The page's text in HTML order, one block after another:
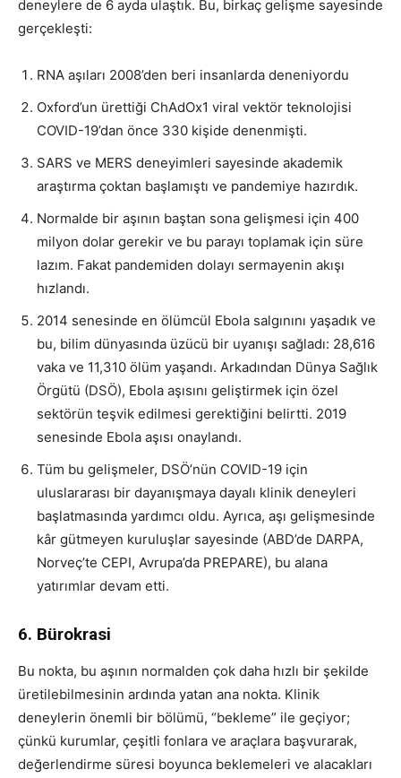
deneylere de 6 ayda ulaştık. Bu, birkaç gelişme sayesinde
gerçekleşti:
RNA aşıları 2008’den beri insanlarda deneniyordu
Oxford’un ürettiği ChAdOx1 viral vektör teknolojisi
COVID-19’dan önce 330 kişide denenmişti.
SARS ve MERS deneyimleri sayesinde akademik
araştırma çoktan başlamıştı ve pandemiye hazırdık.
Normalde bir aşının baştan sona gelişmesi için 400
milyon dolar gerekir ve bu parayı toplamak için süre
lazım. Fakat pandemiden dolayı sermayenin akışı
hızlandı.
2014 senesinde en ölümcül Ebola salgınını yaşadık ve
bu, bilim dünyasında üzücü bir uyanışı sağladı: 28,616
vaka ve 11,310 ölüm yaşandı. Arkadından Dünya Sağlık
Örgütü (DSÖ), Ebola aşısını geliştirmek için özel
sektörün teşvik edilmesi gerektiğini belirtti. 2019
senesinde Ebola aşısı onaylandı.
Tüm bu gelişmeler, DSÖ’nün COVID-19 için
uluslararası bir dayanışmaya dayalı klinik deneyleri
başlatmasında yardımcı oldu. Ayrıca, aşı gelişmesinde
kâr gütmeyen kuruluşlar sayesinde (ABD’de DARPA,
Norveç’te CEPI, Avrupa’da PREPARE), bu alana
yatırımlar devam etti.
6. Bürokrasi
Bu nokta, bu aşının normalden çok daha hızlı bir şekilde
üretilebilmesinin ardında yatan ana nokta. Klinik
deneylerin önemli bir bölümü, “bekleme” ile geçiyor;
çünkü kurumlar, çeşitli fonlara ve araçlara başvurarak,
değerlendirme süresi boyunca beklemeleri ve alacakları